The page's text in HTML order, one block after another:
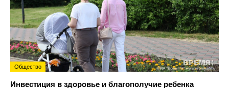
Общество
Инвестиция в здоровье и благополучие ребенка